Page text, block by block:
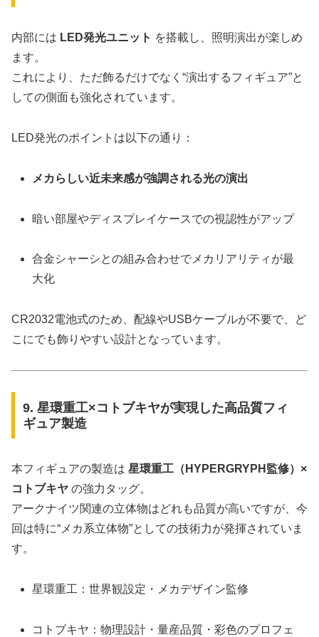
内部には LED発光ユニット を搭載し、照明演出が楽しめ
ます。
これにより、ただ飾るだけでなく“演出するフィギュア”と
しての側面も強化されています。
LED発光のポイントは以下の通り：
メカらしい近未来感が強調される光の演出
暗い部屋やディスプレイケースでの視認性がアップ
合金シャーシとの組み合わせでメカリアリティが最
大化
CR2032電池式のため、配線やUSBケーブルが不要で、ど
こにでも飾りやすい設計となっています。
9. 星環重工×コトブキヤが実現した高品質フィ
ギュア製造
本フィギュアの製造は 星環重工（HYPERGRYPH監修）×
コトブキヤ の強力タッグ。
アークナイツ関連の立体物はどれも品質が高いですが、今
回は特に“メカ系立体物”としての技術力が発揮されていま
す。
星環重工：世界観設定・メカデザイン監修
コトブキヤ：物理設計・量産品質・彩色のプロフェ